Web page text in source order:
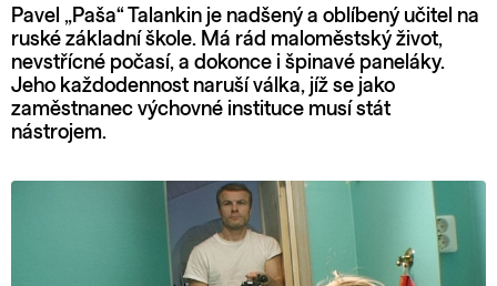
Pavel „Paša“ Talankin je nadšený a oblíbený učitel na
ruské základní škole. Má rád maloměstský život,
nevstřícné počasí, a dokonce i špinavé paneláky.
Jeho každodennost naruší válka, jíž se jako
zaměstnanec výchovné instituce musí stát
nástrojem.